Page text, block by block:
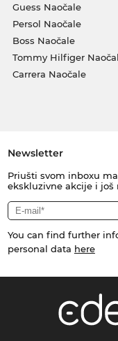
Guess Naočale
Persol Naočale
Boss Naočale
Tommy Hilfiger
Carrera Naočale
Newsletter
Priušti svom inboxu
ekskluzivne akcije i
You can find further
personal data here